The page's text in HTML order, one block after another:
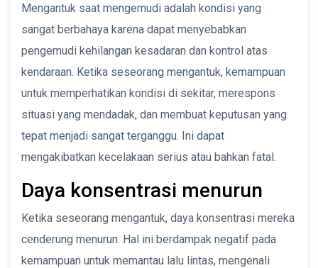
Mengantuk saat mengemudi adalah kondisi yang
sangat berbahaya karena dapat menyebabkan
pengemudi kehilangan kesadaran dan kontrol atas
kendaraan. Ketika seseorang mengantuk, kemampuan
untuk memperhatikan kondisi di sekitar, merespons
situasi yang mendadak, dan membuat keputusan yang
tepat menjadi sangat terganggu. Ini dapat
mengakibatkan kecelakaan serius atau bahkan fatal.
Daya konsentrasi menurun
Ketika seseorang mengantuk, daya konsentrasi mereka
cenderung menurun. Hal ini berdampak negatif pada
kemampuan untuk memantau lalu lintas, mengenali